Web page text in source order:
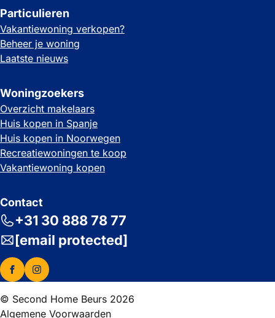
Particulieren
Vakantiewoning verkopen?
Beheer je woning
Laatste nieuws
Woningzoekers
Overzicht makelaars
Huis kopen in Spanje
Huis kopen in Noorwegen
Recreatiewoningen te koop
Vakantiewoning kopen
Contact
+31 30 888 78 77
[email protected]
© Second Home Beurs 2026
Algemene Voorwaarden